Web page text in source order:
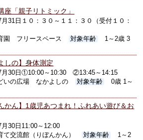
座「親子リトミック」
月31日１０：３０～１１：３０（受付１０：
園 フリースペース 対象年齢
1～2歳 3
しの】身体測定
月30日①10:00～10:30 ②13:45～14:15
いの広場 なかよしの 対象年齢
0歳 1～
かん】1歳児あつまれ！ふれあい遊び＆お
月30日11:00～12:00
て交流館（りぼんかん） 対象年齢
1～2